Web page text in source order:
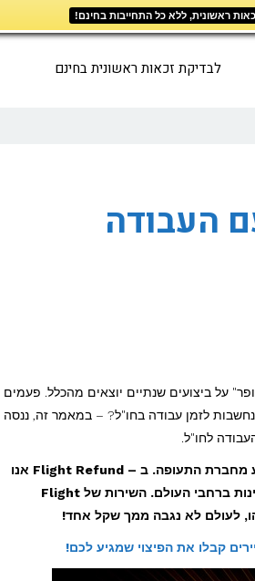
ראשונית, ללא כל התחייבות בחינם!
לבדיקת זכאות ראשונית בחינם
העבודה
על ביצועים שנתיים יוצאים מהכלל. פעמים
לזמן עבודה בחו"ל? – במאמר זה, ננסה
לחו"ל.
אם סבלתם מכשל מהותי בטיסה ניתן לקבל פיצוי כספי של עד 3,080 ₪ לנוסע מחברת התעופה. ב – Flight Refund אנו
מתמחים במימוש זכויות נוסעים מול יותר מ – 300 חברות תעופה ב – 120 מדינות ברחבי העולם. השירות של Flight
קבלו את הפיצוי שמגיע לכם!